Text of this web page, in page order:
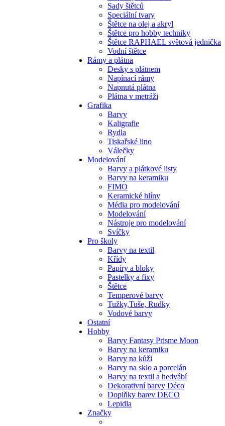
Sady štětců
Speciální tvary
Štětce na olej a akryl
Štětce pro hobby techniky
Štětce RAPHAEL světová jednička
Vodní štětce
Rámy a plátna
Desky s plátnem
Napínací rámy
Napnutá plátna
Plátna v metráži
Grafika
Barvy
Kaligrafie
Rydla
Tiskařské lino
Válečky
Modelování
Barvy a plátkové listy
Barvy na keramiku
FIMO
Keramické hlíny
Média pro modelování
Modelování
Nástroje pro modelování
Svíčky
Pro školy
Barvy na textil
Křídy
Papíry a bloky
Pastelky a fixy
Štětce
Temperové barvy
Tužky,Tuše, Rudky
Vodové barvy
Ostatní
Hobby
Barvy Fantasy Prisme Moon
Barvy na keramiku
Barvy na kůži
Barvy na sklo a porcelán
Barvy na textil a hedvábí
Dekorativní barvy Déco
Doplňky barev DECO
Lepidla
Značky